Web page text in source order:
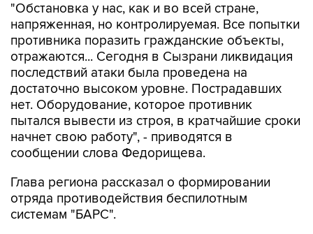
"Обстановка у нас, как и во всей стране,
напряженная, но контролируемая. Все попытки
противника поразить гражданские объекты,
отражаются... Сегодня в Сызрани ликвидация
последствий атаки была проведена на
достаточно высоком уровне. Пострадавших
нет. Оборудование, которое противник
пытался вывести из строя, в кратчайшие сроки
начнет свою работу", - приводятся в
сообщении слова Федорищева.
Глава региона рассказал о формировании
отряда противодействия беспилотным
системам "БАРС".